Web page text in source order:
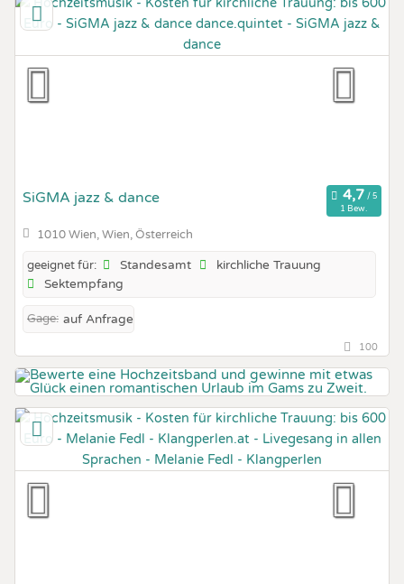
SiGMA jazz & dance
1 Bew.
1010 Wien, Wien, Österreich
geeignet für: Standesamt
kirchliche Trauung
Sektempfang
Gage: auf Anfrage
100